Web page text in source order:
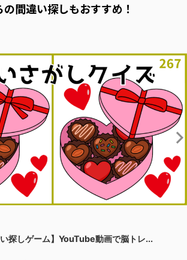
の間違い探しもおすすめ！
探しゲーム】YouTube動画で脳トレ...